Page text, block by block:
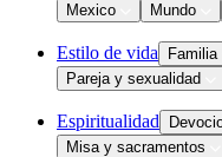
Mexico
Mundo
Estilo de vida Familia
Pareja y sexualidad
Espiritualidad
Misa y sacramentos